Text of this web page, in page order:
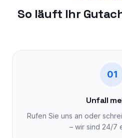
So läuft Ihr
01
Unfall
Rufen Sie uns an oder
– wir sind 24/7